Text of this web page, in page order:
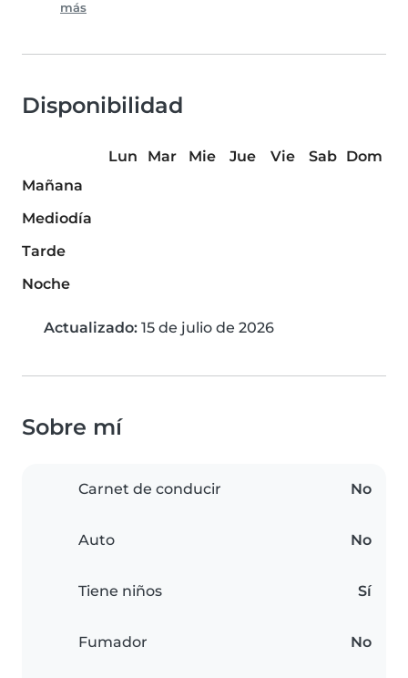
más
Disponibilidad
Lun Mar Mie Jue Vie Sab
Dom
Mañana
Mediodía
Tarde
Noche
Actualizado: 15 de julio de 2026
Sobre mí
Carnet de conducir No
Auto No
Tiene niños Sí
Fumador No